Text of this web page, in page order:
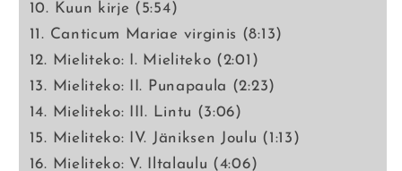
10. Kuun kirje (5:54)
11. Canticum Mariae virginis (8:13)
12. Mieliteko: I. Mieliteko (2:01)
13. Mieliteko: II. Punapaula (2:23)
14. Mieliteko: III. Lintu (3:06)
15. Mieliteko: IV. Jäniksen Joulu (1:13)
16. Mieliteko: V. Iltalaulu (4:06)